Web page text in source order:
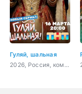
Гуляй, шальная
2026, Россия, комедия